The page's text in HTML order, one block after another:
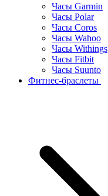
Часы Garmin
Часы Polar
Часы Coros
Часы Wahoo
Часы Withings
Часы Fitbit
Часы Suunto
Фитнес-браслеты